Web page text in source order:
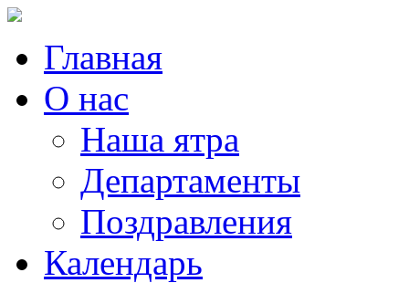
Главная
О нас
Наша ятра
Департаменты
Поздравления
Календарь